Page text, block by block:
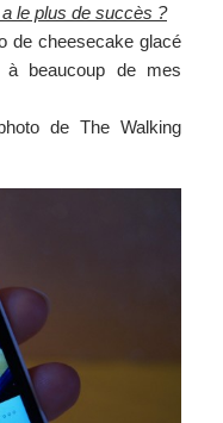
le plus de succès ?
de cheesecake glacé
à beaucoup de mes
de The Walking